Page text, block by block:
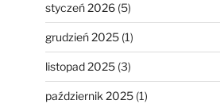
styczeń 2026(5)
grudzień 2025(1)
listopad 2025(3)
październik 2025(1)